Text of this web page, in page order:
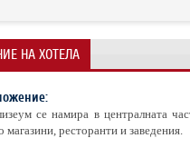
НА ХОТЕЛА
се намира в централната
магазини, ресторанти и заведения.